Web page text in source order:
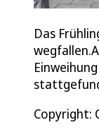
Das
Copyright: